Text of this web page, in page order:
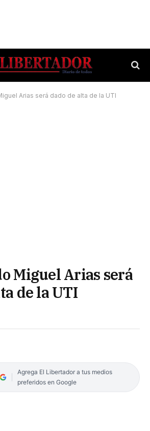
Arias será dado de alta de la UTI
Miguel Arias será
de la UTI
Agrega El Libertador a tus medios
preferidos en Google